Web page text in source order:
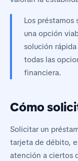
Los
una opción
solución
todas las
financiera.
Cómo
Solicitar un
tarjeta de débito,
atención a ciertos